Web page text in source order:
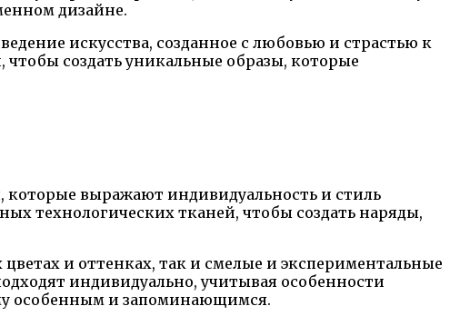
дизайне.
искусства, созданное с любовью и страстью к
создать уникальные образы, которые
которые выражают индивидуальность и стиль
технологических тканей, чтобы создать наряды,
и оттенках, так и смелые и экспериментальные
индивидуально, учитывая особенности
особенным и запоминающимся.